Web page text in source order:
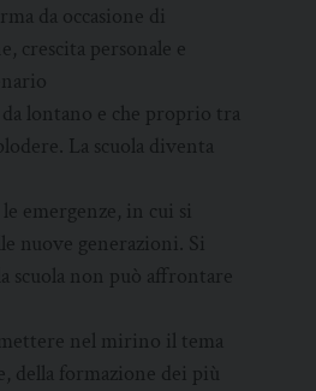
da occasione di
crescita personale e
lontano e che proprio tra
La scuola diventa
emergenze, in cui si
nuove generazioni. Si
scuola non può affrontare
nel mirino il tema
della formazione dei più